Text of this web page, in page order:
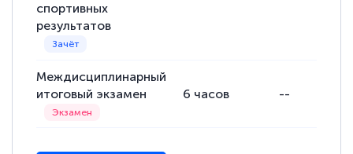
спортивных
результатов
Междисциплинарный
итоговый экзамен
6 часов --